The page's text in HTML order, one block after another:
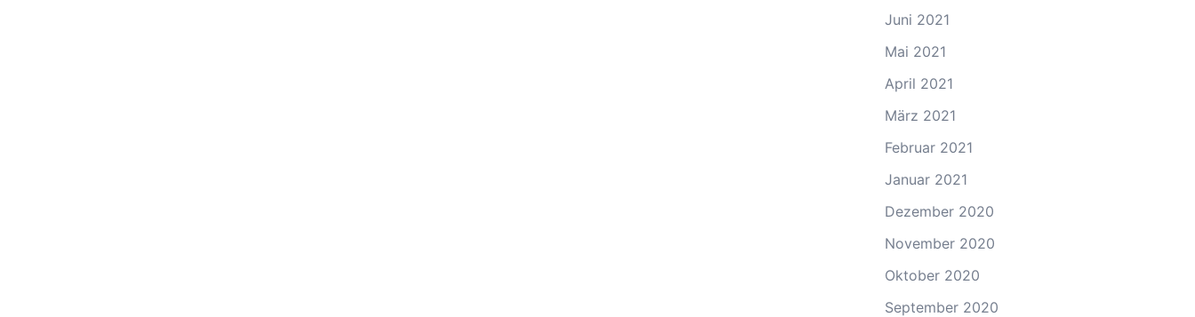
Juni 2021
Mai 2021
April 2021
März 2021
Februar 2021
Januar 2021
Dezember 2020
November 2020
Oktober 2020
September 2020